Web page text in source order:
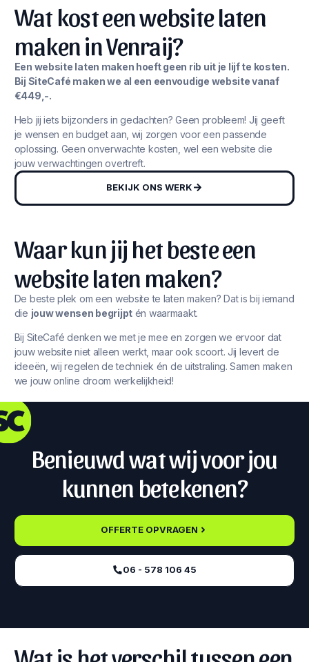
Wat kost een website laten
maken in Venraij?
Een website laten maken hoeft geen rib uit je lijf te kosten.
Bij SiteCafé maken we al een eenvoudige website vanaf
€449,-.
Heb jij iets bijzonders in gedachten? Geen probleem! Jij geeft
je wensen en budget aan, wij zorgen voor een passende
oplossing. Geen onverwachte kosten, wel een website die
jouw verwachtingen overtreft.
BEKIJK ONS WERK
Waar kun jij het beste een
website laten maken?
De beste plek om een website te laten maken? Dat is bij iemand
die jouw wensen begrijpt én waarmaakt.
Bij SiteCafé denken we met je mee en zorgen we ervoor dat
jouw website niet alleen werkt, maar ook scoort. Jij levert de
ideeën, wij regelen de techniek én de uitstraling. Samen maken
we jouw online droom werkelijkheid!
Benieuwd wat wij voor jou
kunnen betekenen?
OFFERTE OPVRAGEN
06 - 578 106 45‬